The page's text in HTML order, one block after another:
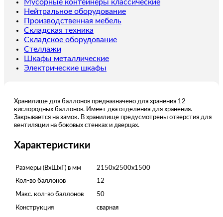
ХГБ-08С
Мусорные контейнеры классические
Нейтральное оборудование
Производственная мебель
Складская техника
Складское оборудование
Стеллажи
Шкафы металлические
Электрические шкафы
Хранилище для баллонов предназначено для хранения 12
кислородных баллонов. Имеет два отделения для хранения.
Закрывается на замок. В хранилище предусмотрены отверстия для
вентиляции на боковых стенках и дверцах.
Характеристики
Размеры (ВхШхГ) в мм
2150х2500х1500
Кол-во баллонов
12
Макс. кол-во баллонов 50
Конструкция сварная